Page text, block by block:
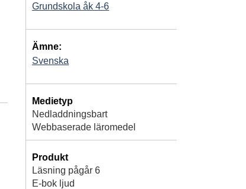
Grundskola åk 4-6
Ämne:
Svenska
Medietyp
Nedladdningsbart
Webbaserade läromedel
Produkt
Läsning pågår 6
E-bok ljud